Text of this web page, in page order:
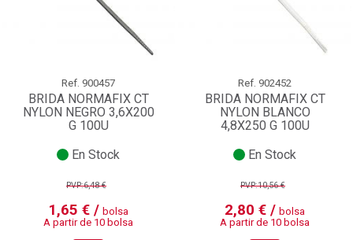
Ref. 900457
BRIDA NORMAFIX CT
NYLON NEGRO 3,6X200
G 100U
En Stock
PVP:6,48 €
1,65 € / bolsa
A partir de 10 bolsa
Ref. 902452
BRIDA NORMAFIX CT
NYLON BLANCO
4,8X250 G 100U
En Stock
PVP:10,56 €
2,80 € / bolsa
A partir de 10 bolsa